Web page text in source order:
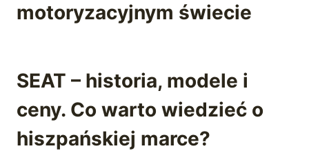
motoryzacyjnym świecie
SEAT – historia, modele i
ceny. Co warto wiedzieć o
hiszpańskiej marce?